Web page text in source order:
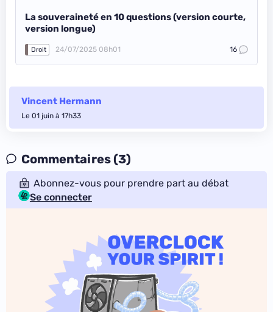
La souveraineté en 10 questions (version courte,
version longue)
Droit 24/07/2025 08h01 16
Vincent Hermann
Le 01 juin à 17h33
Commentaires (3)
Abonnez-vous pour prendre part au débat
Se connecter